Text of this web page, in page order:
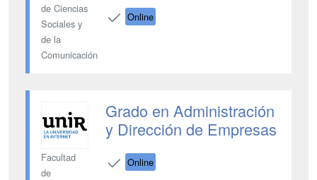
de Ciencias
Sociales y
de la
Comunicación
Online
Facultad
de
Grado en Administración
y Dirección de Empresas
Online